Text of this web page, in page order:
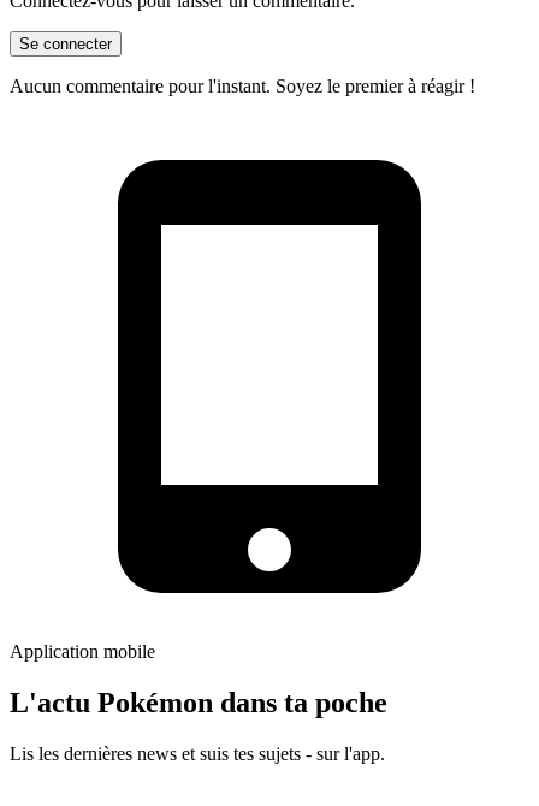
Se connecter
Aucun commentaire pour l'instant. Soyez le premier à réagir !
Application mobile
L'actu Pokémon dans ta poche
Lis les dernières news et suis tes sujets - sur l'app.